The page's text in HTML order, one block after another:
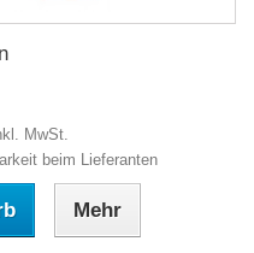
MwSt.
beim Lieferanten
Mehr